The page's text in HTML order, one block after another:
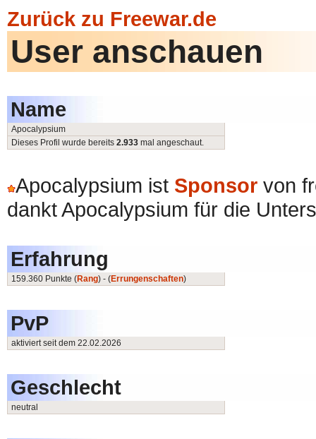
Zurück zu Freewar.de
User anschauen
Name
Apocalypsium
Dieses Profil wurde bereits 2.933 mal angeschaut.
Apocalypsium ist Sponsor von
dankt Apocalypsium für die
Erfahrung
159.360 Punkte (Rang) - (Errungenschaften)
PvP
aktiviert seit dem 22.02.2026
Geschlecht
neutral